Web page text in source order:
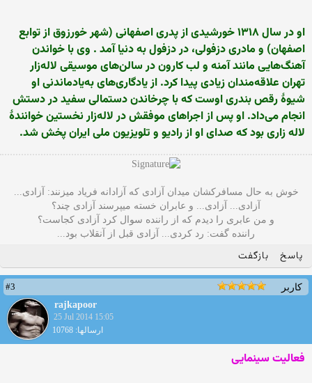
او در سال ۱۳۱۸ خورشیدی از پدری اصفهانی (شهر خورزوق از توابع
اصفهان) و مادری دزفولی، در دزفول به دنیا آمد . وی با خواندن
آهنگ‌هایی مانند آمنه و لب کارون در سالن‌های موسیقی لاله‌زار
تهران علاقه‌مندان زیادی پیدا کرد. از یادگاری‌های به‌یادماندنی او
شیوهٔ رقص بندری اوست که با چرخاندن دستمالی سفید در دستش
انجام می‌داد. او پس از اجراهای موفقش در لاله‌زار نخستین خوانندهٔ
لاله زاری بود که صدای او از رادیو و تلویزیون ملی ایران پخش شد.
خوش به حال مسافرکشان میدان آزادی که آزادانه فریاد میزنند: آزادی...
آزادی... آزادی... و عابران خسته میپرسند آزادی چند؟
و من عابری را دیدم که از راننده سوال کرد آزادی کجاست؟
راننده گفت: رد کردی... آزادی قبل از آنقلاب بود...
پاسخ بازگفت
کاربر
#3
rajkapoor
25 Jul 2014 15:05
ارسالها: 10768
فعالیت سینمایی